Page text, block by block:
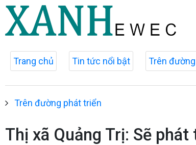
Trang chủ Tin tức nổi bật Trên
Trên đường phát triển
Thị xã Quảng Trị: Sẽ